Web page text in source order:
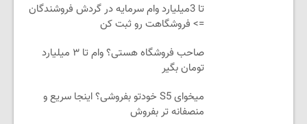
تا 3میلیارد وام سرمایه در گردش فروشندگان
=> فروشگاهت رو ثبت کن
صاحب فروشگاه هستی؟ وام تا ۳ میلیارد
تومان بگیر
میخوای S5 خودتو بفروشی؟ اینجا سریع و
منصفانه تر بفروش